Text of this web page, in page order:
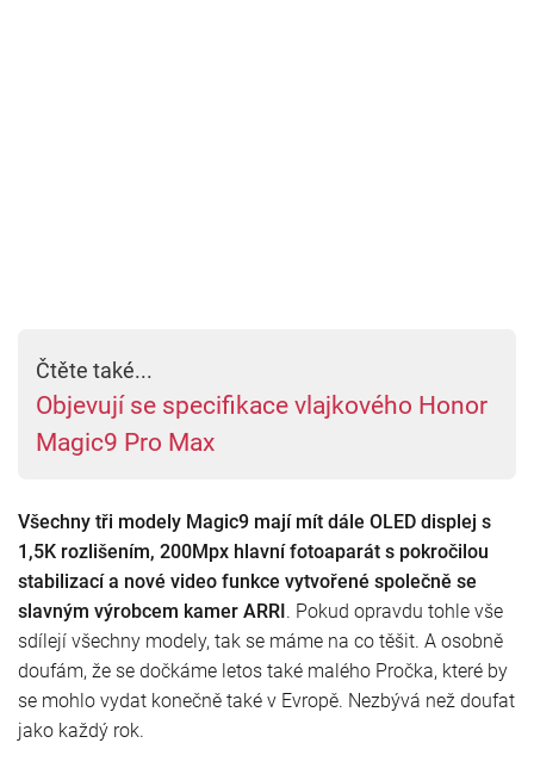
Čtěte také...
Objevují se specifikace vlajkového Honor
Magic9 Pro Max
Všechny tři modely Magic9 mají mít dále OLED displej s
1,5K rozlišením, 200Mpx hlavní fotoaparát s pokročilou
stabilizací a nové video funkce vytvořené společně se
slavným výrobcem kamer ARRI. Pokud opravdu tohle vše
sdílejí všechny modely, tak se máme na co těšit. A osobně
doufám, že se dočkáme letos také malého Pročka, které by
se mohlo vydat konečně také v Evropě. Nezbývá než doufat
jako každý rok.